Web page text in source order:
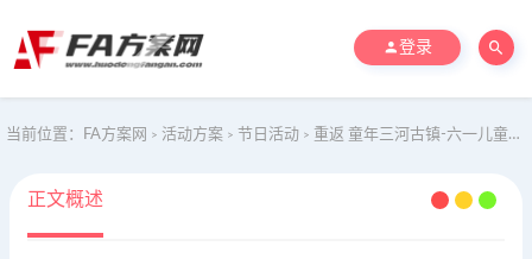
登录
当前位置： FA方案网 > 活动方案 > 节日活动 > 重返 童年三河古镇-六一儿童节主题活动方案
正文概述